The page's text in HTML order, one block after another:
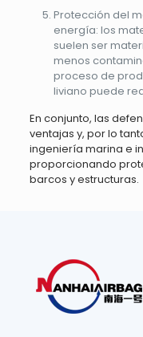
Protección del
energía: los
suelen ser
menos
proceso de
liviano puede
En conjunto, las
ventajas y, por lo
ingeniería marina e
proporcionando
barcos y estructuras.